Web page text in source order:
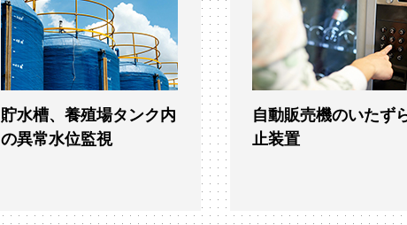
貯水槽、養殖場タンク内
の異常水位監視
自動販売機のいたず
止装置